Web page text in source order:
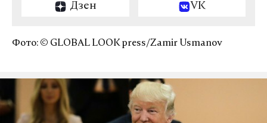
Дзен VK
Фото: © GLOBAL LOOK press/Zamir Usmanov